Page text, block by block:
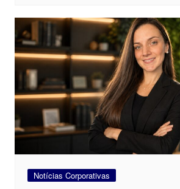
Notícias Corporativas